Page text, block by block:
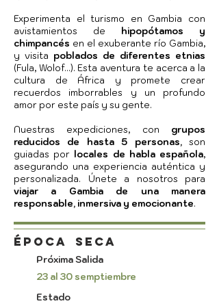
Experimenta el turismo en Gambia con
avistamientos de hipopótamos y
chimpancés en el exuberante río Gambia,
y visita poblados de diferentes etnias
(Fula, Wolof...). Esta aventura te acerca a la
cultura de África y promete crear
recuerdos imborrables y un profundo
amor por este país y su gente.
Nuestras expediciones, con grupos
reducidos de hasta 5 personas,son
guiadas por locales de habla española,
asegurando una experiencia auténtica y
personalizada. Únete a nosotros para
viajar a Gambia de una manera
responsable, inmersiva y emocionante.
ÉPOCA Seca
Próxima Salida
23 al 30 semptiembre
Estado